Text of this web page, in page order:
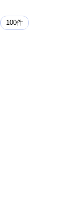
100件